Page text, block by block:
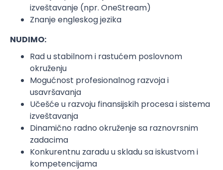
izveštavanje (npr. OneStream)
Znanje engleskog jezika
NUDIMO:
Rad u stabilnom i rastućem poslovnom
okruženju
Mogućnost profesionalnog razvoja i
usavršavanja
Učešće u razvoju finansijskih procesa i sistema
izveštavanja
Dinamično radno okruženje sa raznovrsnim
zadacima
Konkurentnu zaradu u skladu sa iskustvom i
kompetencijama